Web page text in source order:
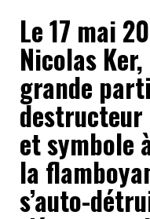
Le 17 mai
Nicolas Ker,
grande
destructeur
et symbole
la
s’auto-